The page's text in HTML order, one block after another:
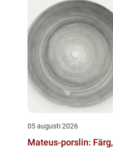
05 augusti 2026
Mateus-porslin: Färg,